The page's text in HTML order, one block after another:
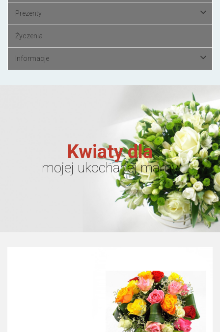
Prezenty
Życzenia
Informacje
Kwiaty dla
mojej ukochanej mamy